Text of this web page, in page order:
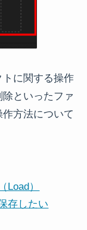
に関する操作
といったファ
方法について
）
存したい